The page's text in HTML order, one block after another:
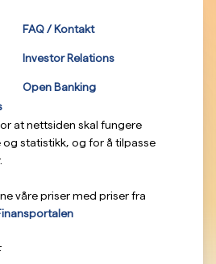
FAQ / Kontakt
Investor Relations
Open Banking
at nettsiden skal fungere
statistikk, og for å tilpasse
våre priser med priser fra